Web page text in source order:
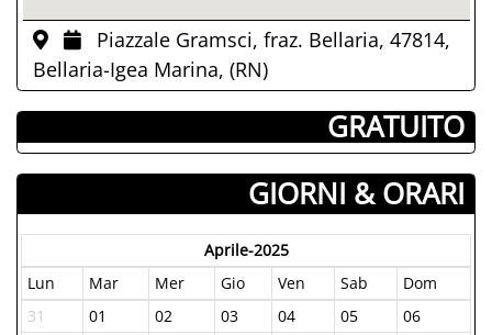
Piazzale Gramsci, fraz. Bellaria, 47814,
Bellaria-Igea Marina, (RN)
­ GRATUITO
GIORNI & ORARI
Aprile-2025
Lun
Mar Mer Gio Ven Sab
Dom
31
01 02 03 04 05
06